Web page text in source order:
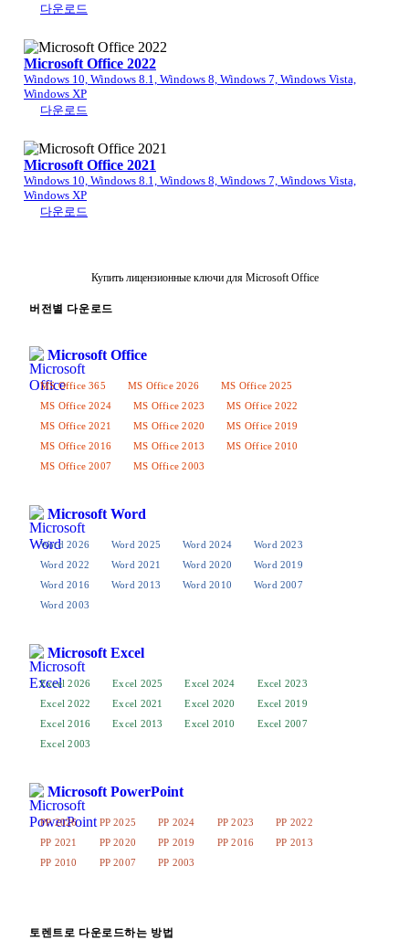
다운로드
Microsoft Office 2022
Windows 10, Windows 8.1, Windows 8, Windows 7, Windows Vista,
Windows XP
다운로드
Microsoft Office 2021
Windows 10, Windows 8.1, Windows 8, Windows 7, Windows Vista,
Windows XP
다운로드
Купить лицензионные ключи для Microsoft Office
버전별 다운로드
Microsoft Office
MS Office 365 MS Office 2026
MS Office 2025
MS Office 2024
MS Office 2023
MS Office 2022
MS Office 2021
MS Office 2020
MS Office 2019
MS Office 2016
MS Office 2013
MS Office 2010
MS Office 2007
MS Office 2003
Microsoft Word
Word 2026 Word 2025 Word 2024
Word 2023
Word 2022
Word 2021 Word 2020
Word 2019
Word 2016
Word 2013 Word 2010
Word 2007
Word 2003
Microsoft Excel
Excel 2026 Excel 2025 Excel 2024
Excel 2023
Excel 2022
Excel 2021 Excel 2020
Excel 2019
Excel 2016
Excel 2013 Excel 2010
Excel 2007
Excel 2003
Microsoft PowerPoint
PP 2026 PP 2025 PP 2024 PP 2023
PP 2022
PP 2021
PP 2020 PP 2019 PP 2016
PP 2013
PP 2010
PP 2007 PP 2003
토렌트로 다운로드하는 방법